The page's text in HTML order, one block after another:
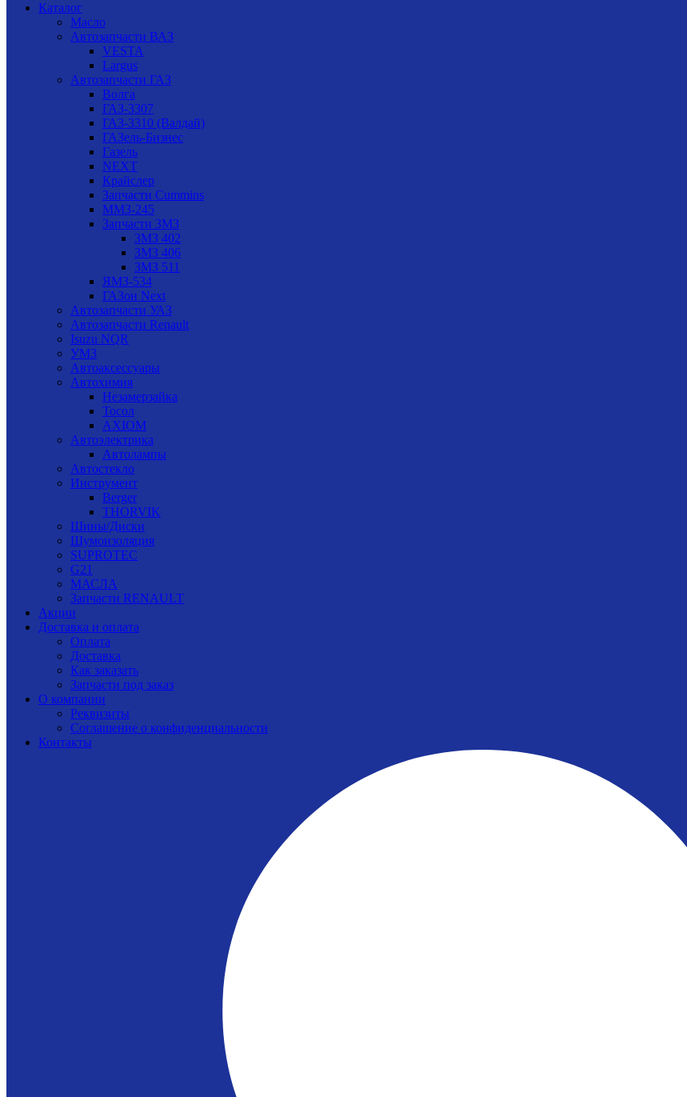
Каталог
Масло
Автозапчасти ВАЗ
VESTA
Largus
Автозапчасти ГАЗ
Волга
ГАЗ-3307
ГАЗ-3310 (Валдай)
ГАЗель-Бизнес
Газель
NEXT
Крайслер
Запчасти Cummins
ММЗ-245
Запчасти ЗМЗ
ЗМЗ 402
ЗМЗ 406
ЗМЗ 511
ЯМЗ-534
ГАЗон Next
Автозапчасти УАЗ
Автозапчасти Renault
Isuzu NQR
УМЗ
Автоаксессуары
Автохимия
Незамерзайка
Тосол
AXIOM
Автоэлектрика
Автолампы
Автостекло
Инструмент
Berger
THORVIK
Шины/Диски
Шумоизоляция
SUPROTEC
G21
МАСЛА
Запчасти RENAULT
Акции
Доставка и оплата
Оплата
Доставка
Как заказать
Запчасти под заказ
О компании
Реквизиты
Соглашение о конфиденциальности
Контакты